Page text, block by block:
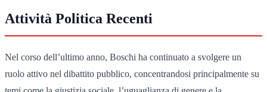
Attività Politica Recenti
Nel corso dell’ultimo anno, Boschi ha continuato a svolgere un
ruolo attivo nel dibattito pubblico, concentrandosi principalmente su